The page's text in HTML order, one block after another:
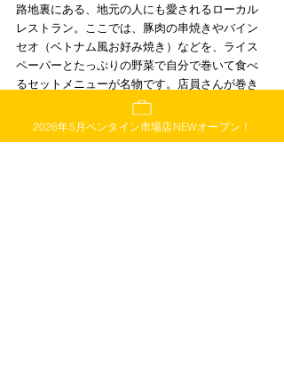
路地裏にある、地元の人にも愛されるローカル
レストラン。ここでは、豚肉の串焼きやバイン
セオ（ベトナム風お好み焼き）などを、ライス
ペーパーとたっぷりの野菜で自分で巻いて食べ
るセットメニューが名物です。店員さんが巻き
方を教えてくれるので、初めてでも安心。お腹
いっぱい食べたいときにおすすめです。
2026年5月ベンタイン市場店NEWオープン！